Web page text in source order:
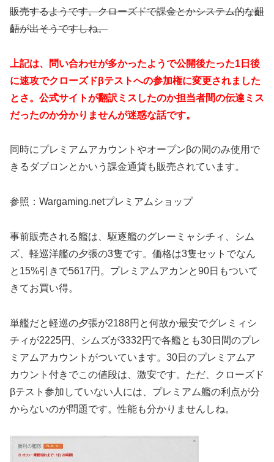
販売するようです。クローズドで課金とかシステム的な齟
齬が出そうですしね。
上記は、問い合わせが多かったようで公開後たった1日後
に速攻でクローズドβテストへの参加権に変更されました
とさ。公式サイトが翻訳ミスしたのか担当者間の伝達ミス
だったのか分かりませんが迷惑な話です。
同時にプレミアムアカウントやオープンβの間のみ使用で
きるダブロンとかいう課金通貨も販売されています。
参照：Wargaming.netプレミアムショップ
事前販売される艦は、駆逐艦のグレーミャシチィ、シム
ズ、軽巡洋艦の夕張の3隻です。価格は3隻セットでなん
と15%引きで5617円。プレミアムアカンと90日もついて
きてお買い得。
単艦だと軽巡の夕張が2188円と何故か最安でグレミィシ
チィが2225円、シムズが3332円で各艦とも30日間のプレ
ミアムアカウントがついています。30日のプレミアムア
カウント付きでこの値段は、激安です。ただ、クローズド
βテスト参加していない人には、プレミアム艦の利点が分
からないのが問題です。性能も分かりませんしね。